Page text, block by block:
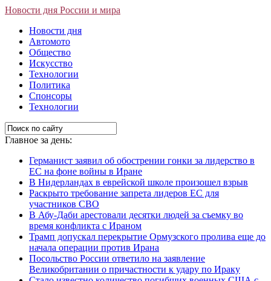
Новости дня России и мира
Новости дня
Автомото
Общество
Искусство
Технологии
Политика
Спонсоры
Технологии
Главное за день:
Германист заявил об обострении гонки за лидерство в
ЕС на фоне войны в Иране
В Нидерландах в еврейской школе произошел взрыв
Раскрыто требование запрета лидеров ЕС для
участников СВО
В Абу-Даби арестовали десятки людей за съемку во
время конфликта с Ираном
Трамп допускал перекрытие Ормузского пролива еще до
начала операции против Ирана
Посольство России ответило на заявление
Великобритании о причастности к удару по Ираку